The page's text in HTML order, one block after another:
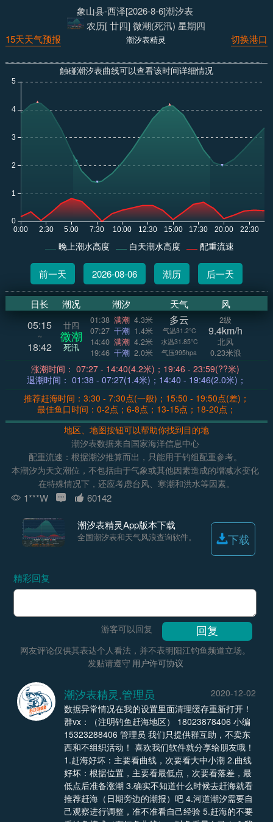
象山县-西泽[2026-8-6]潮汐表
农历[ 廿四] 微潮(死汛) 星期四
切换港口
潮汐表精灵
15天天气预报
触碰潮汐表曲线可以查看该时间详细情况
晚上潮水高度 白天潮水高度 配重流速
前一天 2026-08-06 潮历 后一天
日长 潮况 潮汐 天气 风
05:15
~
18:42
廿四
微潮
死汛
01:38 满潮 4.3米
07:27 干潮 1.4米
14:40 满潮 4.2米
19:46 干潮 2.0米
多云
气温31.2°C
水温31.85°C
气压995hpa
2级
9.4km/h
北风
0.23米浪
涨潮时间： 07:27 - 14:40(4.2米)；19:46 - 23:59(??米)
退潮时间： 01:38 - 07:27(1.4米)；14:40 - 19:46(2.0米)；
推荐赶海时间：3:30 - 7:30点(一般)；15:50 - 19:50点(差)；
最佳鱼口时间：0-2点；6-8点；13-15点；18-20点；
地区、地图按钮可以帮助你找到目的地
潮汐表数据来自国家海洋信息中心
配重流速：根据潮汐推算而出，只能用于钓组配重参考。
本潮汐为天文潮位，不包括由于气象或其他因素造成的增减水变化
在特殊情况下，还应考虑台风、寒潮和洪水等因素。
1***W 60142
潮汐表精灵App版本下载
全国潮汐表和天气风浪查询软件。 下载
精彩回复
游客可以回复
网友评论仅供其表达个人看法，并不表明阳江钓鱼频道立场。
发贴请遵守 用户许可协议
潮汐表精灵.管理员
2020-12-02
数据异常情况在我的设置里面清理缓存重新打开！
群vx：（注明钓鱼赶海地区） 18023878406 小编
15323288406 管理员 我们只提供群互助，不卖东
西和不组织活动！ 喜欢我们软件就分享给朋友哦！
1.赶海好坏：主要看曲线，次要看大中小潮 2.曲线
好坏：根据位置，主要看最低点，次要看落差，最
低点后准备涨潮 3.确实不知道什么时候去赶海就看
推荐赶海（日期旁边的潮报）吧 4.河道潮汐需要自
己观察进行调整，准不准看自己经验 5.赶海的不要